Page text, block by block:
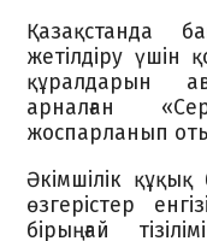
Қазақстанда
жетілдіру үшін
құралдарын
арналған
жоспарланып
Әкімшілік
өзгерістер
бірыңғай